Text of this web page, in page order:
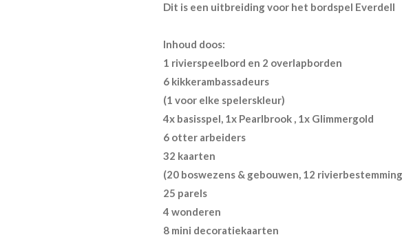
Dit is een uitbreiding voor het bordspel Everdell
Inhoud doos:
1 rivierspeelbord en 2 overlapborden
6 kikkerambassadeurs
(1 voor elke spelerskleur)
4x basisspel, 1x Pearlbrook , 1x Glimmergold
6 otter arbeiders
32 kaarten
(20 boswezens & gebouwen, 12
25 parels
4 wonderen
8 mini decoratiekaarten